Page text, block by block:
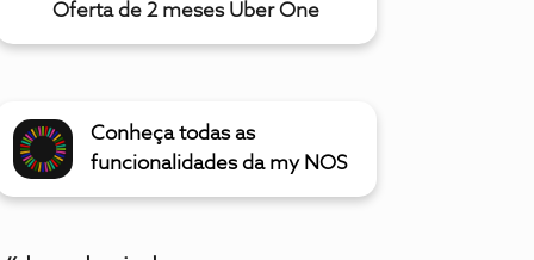
Oferta de 2 meses Uber One
Conheça todas as
funcionalidades da my NOS